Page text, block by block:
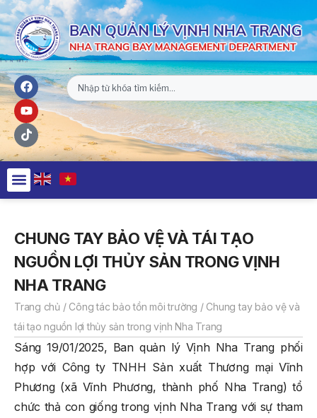
CHUNG TAY BẢO VỆ VÀ TÁI TẠO
NGUỒN LỢI THỦY SẢN TRONG VỊNH
NHA TRANG
Trang chủ / Công tác bảo tồn môi trường / Chung tay bảo vệ và
tái tạo nguồn lợi thủy sản trong vịnh Nha Trang
Sáng 19/01/2025, Ban quản lý Vịnh Nha Trang phối
hợp với Công ty TNHH Sản xuất Thương mại Vĩnh
Phương (xã Vĩnh Phương, thành phố Nha Trang) tổ
chức thả con giống trong vịnh Nha Trang với sự tham